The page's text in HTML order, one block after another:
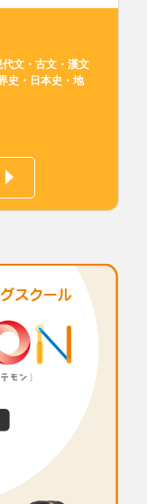
文・古文・漢文
史・日本史・地